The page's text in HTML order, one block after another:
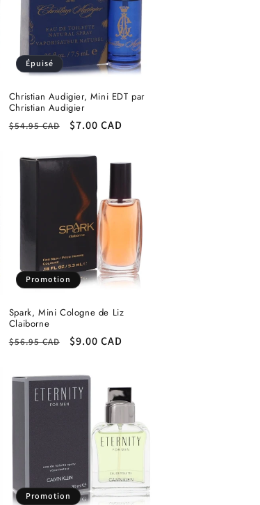
Épuisé
Christian Audigier, Mini EDT par
Christian Audigier
Prix
$54.95 CAD
Prix
$7.00 CAD
Promotion
Spark, Mini Cologne de Liz
Claiborne
Prix
$56.95 CAD
Prix
$9.00 CAD
Promotion